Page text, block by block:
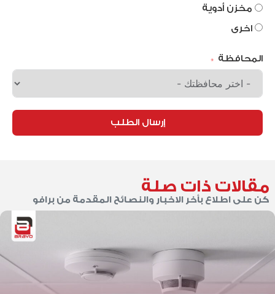
مخزن أدوية
اخرى
المحافظة
إرسال الطلب
مقالات ذات صلة
كن على اطلاع بأخر الاخبار والنصائح المقدمة من برافو